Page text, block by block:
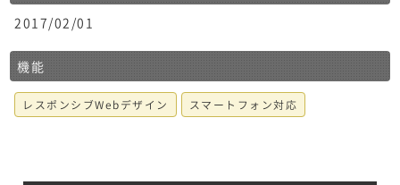
2017/02/01
機能
レスポンシブWebデザイン スマートフォン対応